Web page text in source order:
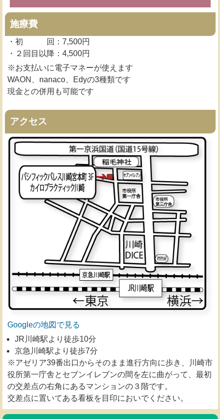
施療費
・初 回：7,500円
・２回目以降：4,500円
※お支払いに電子マネーが使えます
WAON、nanaco、Edyの3種類です
現金との併用も可能です
アクセス
Googleの地図で見る
JR川崎駅より徒歩10分
京急川崎駅より徒歩7分
※アゼリア39番出口からそのまま進行方向に歩き、川崎市
役所第一庁舎とセブンイレブンの間を左に曲がって、最初
の交差点の右角にあるマンションの３階です。
交差点に置いてある看板を目印においでください。